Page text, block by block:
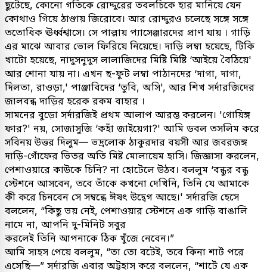
ছুটেছে, কোনো গতিকে রোদ্দুরের তবলচিকে হার মানিয়ে যেন
কোথাও গিয়ে ঠাণ্ডায় জিরোবে। আর রোদ্দুরও চলেছে সঙ্গে সঙ্গে
ততোধিক ঊর্ধ্বশ্বাসে। সে পাল্লায় প্যাসেঞ্জারদের প্রাণ যায় । গাড়ি
এর মাঝে আবার ভোল ফিরিয়ে নিয়েছে। দাড়ি লম্বা হয়েছে, টিকি
খাটো হয়েছে, নাদুসনুদুস লালাজিদের মিষ্টি মিষ্টি ‘আইয়ে বৈঠিয়ে'
আর শোনা যায় না। এখন ছ-ফুট লম্বা পাঠানদের ‘দাগা, দাগা,
দিলতা, রাওড়া,' পাঞ্জাবিদের ‘তুবি, অসি', আর শিখ সর্দারজিদের
জালবন্ধ দাড়ির হরেক রকম বাহার ।
সামনের বুড়ো সর্দারজিই প্রথম আলাপ আরম্ভ করলেন। 'গোয়িঙ্গ
ফার?' নয়, সোজাসুজি ‘কহাঁ জাইয়েগা?' আমি ডবল তসলিম করে
সবিনয় উত্তর দিলুম— ভদ্রলোক ঠাকুরদার বয়সী আর জবরজঙ্গ
দাড়ি-গোঁফের ভিতর অতি মিষ্ট মোলায়েম হাসি। জিজ্ঞাসা করলেন,
পেশাওয়ারে কাউকে চিনি? না হোটেলে উঠব। বললুম ‘বন্ধুর বন্ধু
স্টেশনে আসবেন, তবে তাঁকে কখনো দেখিনি, তিনি যে আমাকে
কী করে চিনবেন সে সম্বন্ধে ঈষৎ উদ্বেগ আছে।' সর্দারজি হেসে
বললেন, “কিছু ভয় নেই, পেশাওয়ার স্টেশনে এক গাড়ি বাঙালি
নামে না, আপনি দু-মিনিট সবুর
করলেই তিনি আপনাকে ঠিক খুঁজে নেবেন।”
আমি সাহস পেয়ে বললুম, “তা তো বটেই, তবে কিনা শার্ট পরে
এসেছি—” সর্দারজি এবার অট্টহাস করে বললেন, “শার্টে যে এক